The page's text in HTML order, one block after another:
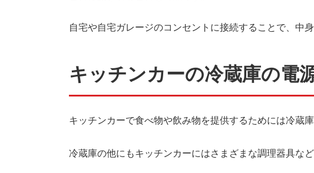
自宅や自宅ガレージのコンセントに接続することで、中
キッチンカーの冷蔵庫の電
キッチンカーで食べ物や飲み物を提供するためには冷蔵庫
冷蔵庫の他にもキッチンカーにはさまざまな調理器具など